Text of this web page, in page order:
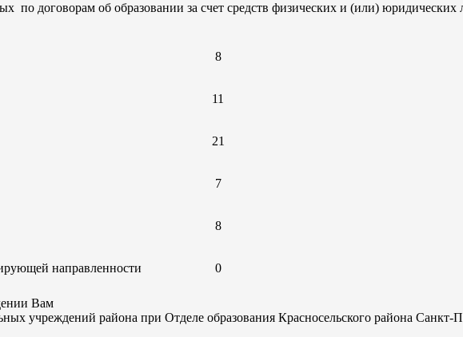
по договорам об образовании за счет средств физических и (или) юридических
8
11
21
7
8
направленности 0
Вам
учреждений района при Отделе образования Красносельского района Санкт-